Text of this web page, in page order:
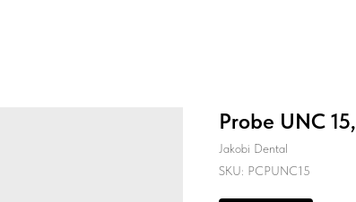
Probe UNC 15,
Jakobi Dental
SKU: PCPUNC15